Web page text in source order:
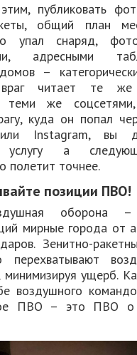
публиковать
общий план
упал снаряд,
адресными
–
читает те
теми же
куда он попал
или Instagram, вы
услугу а
полетит точнее.
позиции ПВО!
мирные города от
Зенитно-
перехватывают
минимизируя ущерб.
воздушного
ПВО – это ПВО о